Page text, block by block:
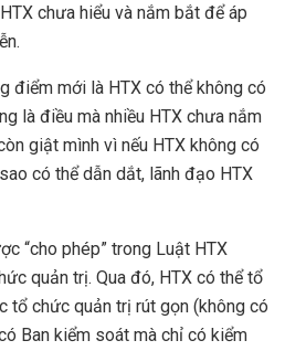
chưa hiểu và nắm bắt để áp
điểm mới là HTX có thể không có
là điều mà nhiều HTX chưa nắm
giật mình vì nếu HTX không có
có thể dẫn dắt, lãnh đạo HTX
“cho phép” trong Luật HTX
quản trị. Qua đó, HTX có thể tổ
tổ chức quản trị rút gọn (không có
Ban kiểm soát mà chỉ có kiểm